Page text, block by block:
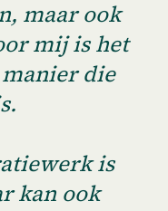
maar ook
mij is het
die
is
kan ook